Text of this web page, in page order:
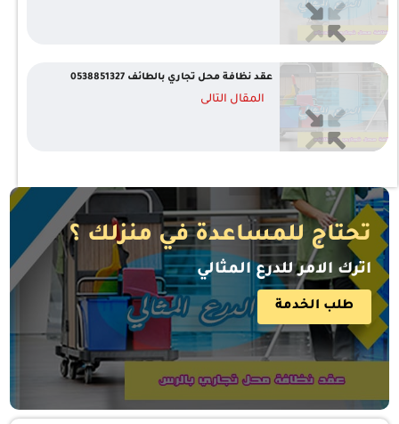
عقد نظافة محل تجاري بالطائف 0538851327
المقال التالى
تحتاج للمساعدة في منزلك ؟
اترك الامر للدرع المثالي
طلب الخدمة